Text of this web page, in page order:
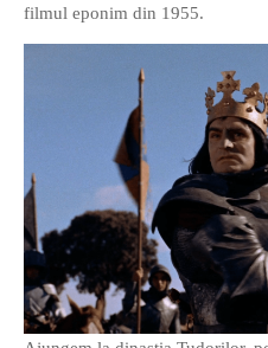
filmul eponim din 1955.